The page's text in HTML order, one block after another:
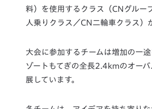
料）を使用するクラス（CNグル
人乗りクラス／CN二輪車クラス）
大会に参加するチームは増加の一
ゾートもてぎの全長2.4kmのオー
展しています。